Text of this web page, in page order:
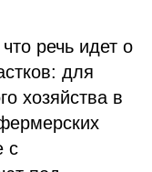
речь идет о
для
хозяйства в
с